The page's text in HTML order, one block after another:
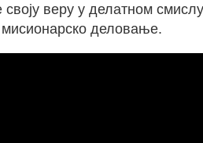
своју веру у делатном
деловање.